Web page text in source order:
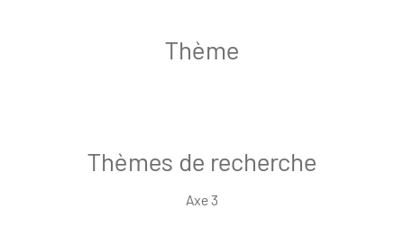
Thème
Thèmes de recherche
Axe 3